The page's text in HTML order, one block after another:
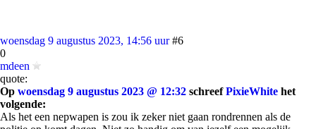
woensdag 9 augustus 2023, 14:56 uur #6
0
mdeen
quote:
Op woensdag 9 augustus 2023 @ 12:32 schreefPixieWhite het
volgende:
Als het een nepwapen is zou ik zeker niet gaan rondrennen als de